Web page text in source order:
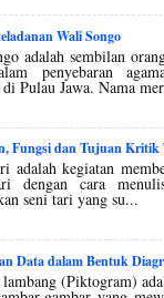
Wali Songo
adalah sembilan
penyebaran
Pulau Jawa. Nama
Fungsi dan Tujuan Kritik
adalah kegiatan
dengan cara
seni tari yang su...
Data dalam Bentuk
(Piktogram)